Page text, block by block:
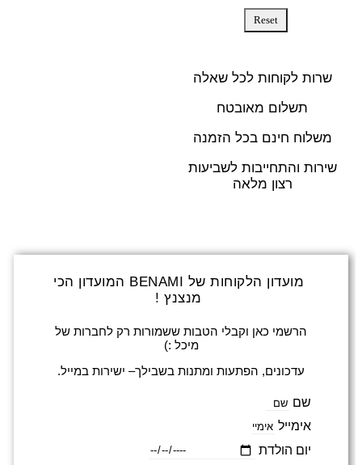
Reset
שרות לקוחות לכל שאלה
תשלום מאובטח
משלוח חינם בכל הזמנה
שירות והתחייבות לשביעות
רצון מלאה
מועדון הלקוחות של BENAMI המועדון הכי
מנצנץ !
הרשמי כאן וקבלי הטבות ששמורות רק לחברות של
מיכל :)
עדכונים, הפתעות ומתנות בשבילך– ישירות במייל.
שם
אימייל
יום הולדת